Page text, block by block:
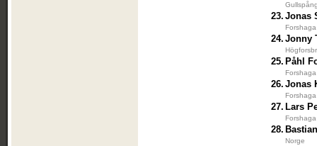
23. Jonas
24. Jonny
25. Påhl
26. Jonas
27. Lars
28.
Norge